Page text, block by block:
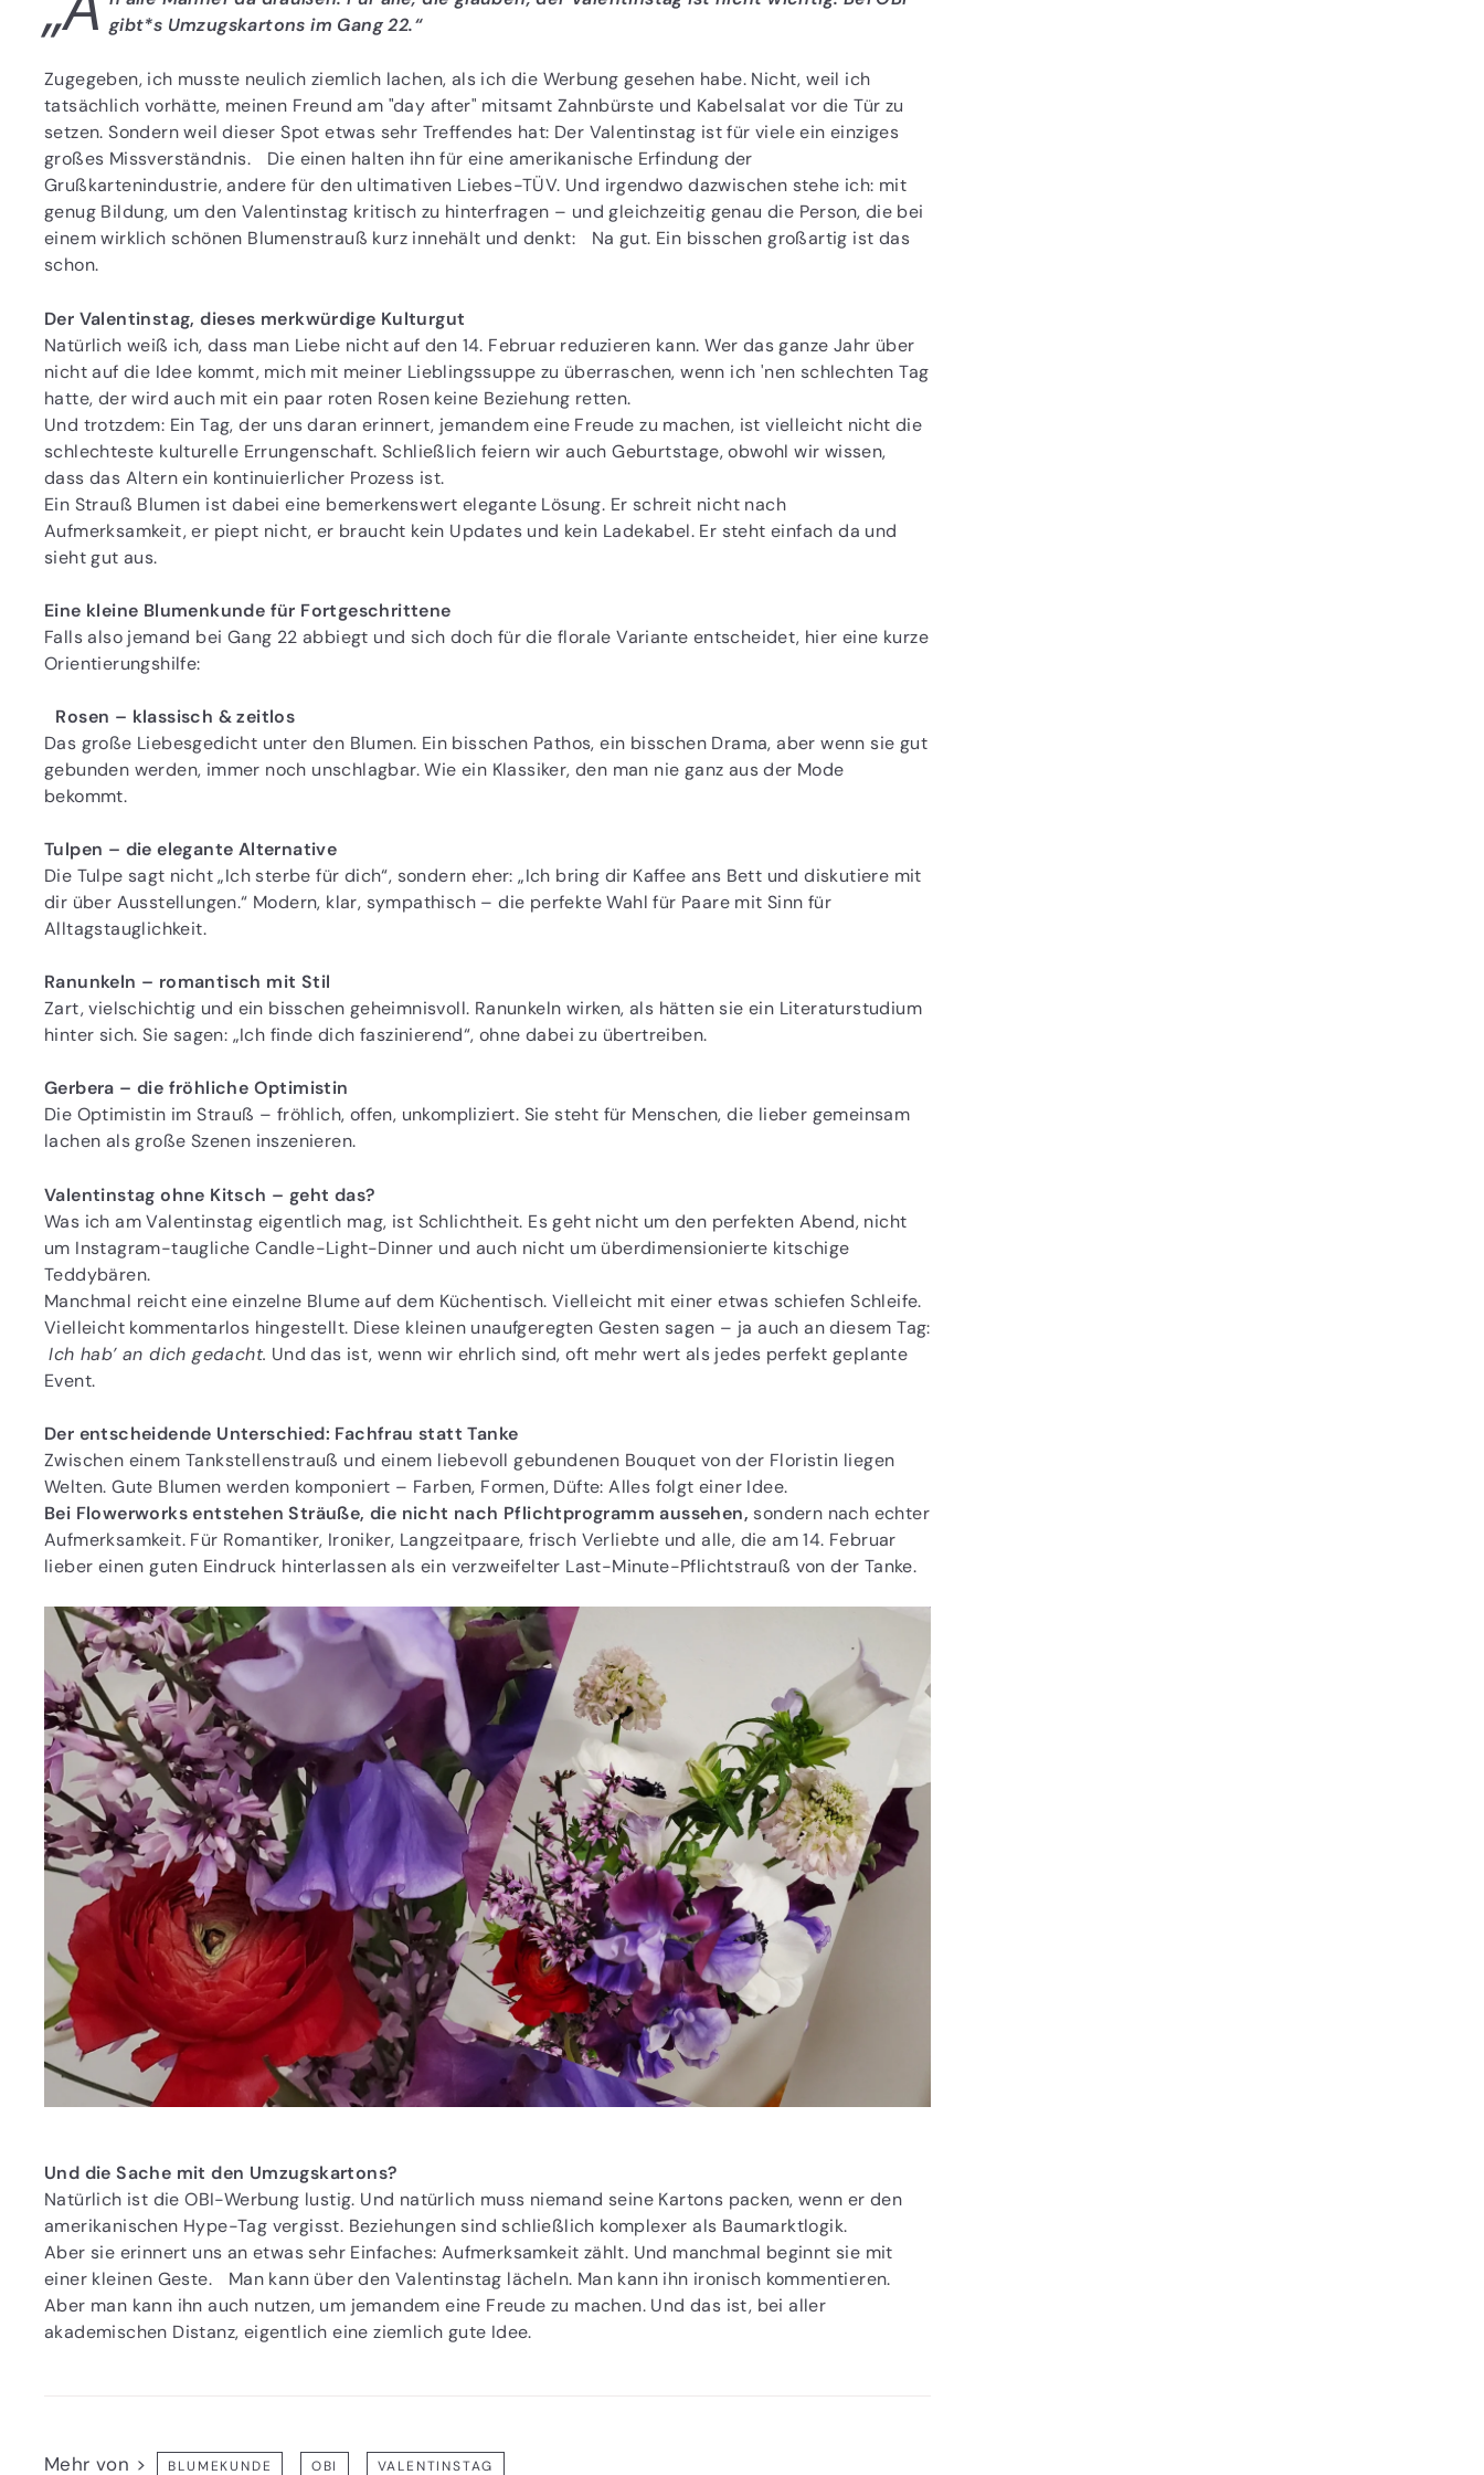
gibt*s Umzugskartons im Gang 22.“
Zugegeben, ich musste neulich ziemlich lachen, als ich die Werbung gesehen habe. Nicht, weil ich
tatsächlich vorhätte, meinen Freund am "day after" mitsamt Zahnbürste und Kabelsalat vor die Tür zu
setzen. Sondern weil dieser Spot etwas sehr Treffendes hat: Der Valentinstag ist für viele ein einziges
großes Missverständnis. Die einen halten ihn für eine amerikanische Erfindung der
Grußkartenindustrie, andere für den ultimativen Liebes-TÜV. Und irgendwo dazwischen stehe ich: mit
genug Bildung, um den Valentinstag kritisch zu hinterfragen – und gleichzeitig genau die Person, die bei
einem wirklich schönen Blumenstrauß kurz innehält und denkt: Na gut. Ein bisschen großartig ist das
schon.
Der Valentinstag, dieses merkwürdige Kulturgut
Natürlich weiß ich, dass man Liebe nicht auf den 14. Februar reduzieren kann. Wer das ganze Jahr über
nicht auf die Idee kommt, mich mit meiner Lieblingssuppe zu überraschen, wenn ich 'nen schlechten Tag
hatte, der wird auch mit ein paar roten Rosen keine Beziehung retten.
Und trotzdem: Ein Tag, der uns daran erinnert, jemandem eine Freude zu machen, ist vielleicht nicht die
schlechteste kulturelle Errungenschaft. Schließlich feiern wir auch Geburtstage, obwohl wir wissen,
dass das Altern ein kontinuierlicher Prozess ist.
Ein Strauß Blumen ist dabei eine bemerkenswert elegante Lösung. Er schreit nicht nach
Aufmerksamkeit, er piept nicht, er braucht kein Updates und kein Ladekabel. Er steht einfach da und
sieht gut aus.
Eine kleine Blumenkunde für Fortgeschrittene
Falls also jemand bei Gang 22 abbiegt und sich doch für die florale Variante entscheidet, hier eine kurze
Orientierungshilfe:
Rosen – klassisch & zeitlos
Das große Liebesgedicht unter den Blumen. Ein bisschen Pathos, ein bisschen Drama, aber wenn sie gut
gebunden werden, immer noch unschlagbar. Wie ein Klassiker, den man nie ganz aus der Mode
bekommt.
Tulpen – die elegante Alternative
Die Tulpe sagt nicht „Ich sterbe für dich“, sondern eher: „Ich bring dir Kaffee ans Bett und diskutiere mit
dir über Ausstellungen.“ Modern, klar, sympathisch – die perfekte Wahl für Paare mit Sinn für
Alltagstauglichkeit.
Ranunkeln – romantisch mit Stil
Zart, vielschichtig und ein bisschen geheimnisvoll. Ranunkeln wirken, als hätten sie ein Literaturstudium
hinter sich. Sie sagen: „Ich finde dich faszinierend“, ohne dabei zu übertreiben.
Gerbera – die fröhliche Optimistin
Die Optimistin im Strauß – fröhlich, offen, unkompliziert. Sie steht für Menschen, die lieber gemeinsam
lachen als große Szenen inszenieren.
Valentinstag ohne Kitsch – geht das?
Was ich am Valentinstag eigentlich mag, ist Schlichtheit. Es geht nicht um den perfekten Abend, nicht
um Instagram-taugliche Candle-Light-Dinner und auch nicht um überdimensionierte kitschige
Teddybären.
Manchmal reicht eine einzelne Blume auf dem Küchentisch. Vielleicht mit einer etwas schiefen Schleife.
Vielleicht kommentarlos hingestellt. Diese kleinen unaufgeregten Gesten sagen – ja auch an diesem Tag:
Ich hab’ an dich gedacht. Und das ist, wenn wir ehrlich sind, oft mehr wert als jedes perfekt geplante
Event.
Der entscheidende Unterschied: Fachfrau statt Tanke
Zwischen einem Tankstellenstrauß und einem liebevoll gebundenen Bouquet von der Floristin liegen
Welten. Gute Blumen werden komponiert – Farben, Formen, Düfte: Alles folgt einer Idee.
Bei Flowerworks entstehen Sträuße, die nicht nach Pflichtprogramm aussehen,sondern nach echter
Aufmerksamkeit. Für Romantiker, Ironiker, Langzeitpaare, frisch Verliebte und alle, die am 14. Februar
lieber einen guten Eindruck hinterlassen als ein verzweifelter Last-Minute-Pflichtstrauß von der Tanke.
Und die Sache mit den Umzugskartons?
Natürlich ist die OBI-Werbung lustig. Und natürlich muss niemand seine Kartons packen, wenn er den
amerikanischen Hype-Tag vergisst. Beziehungen sind schließlich komplexer als Baumarktlogik.
Aber sie erinnert uns an etwas sehr Einfaches: Aufmerksamkeit zählt. Und manchmal beginnt sie mit
einer kleinen Geste. Man kann über den Valentinstag lächeln. Man kann ihn ironisch kommentieren.
Aber man kann ihn auch nutzen, um jemandem eine Freude zu machen. Und das ist, bei aller
akademischen Distanz, eigentlich eine ziemlich gute Idee.
Mehr von > BLUMEKUNDE OBI VALENTINSTAG